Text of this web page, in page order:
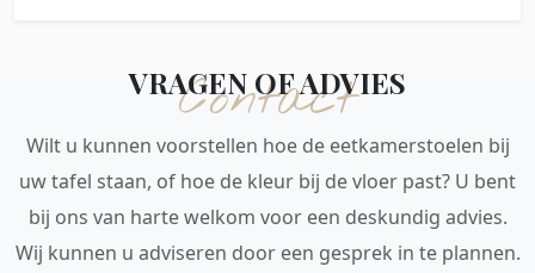
Contact
VRAGEN OF ADVIES
Wilt u kunnen voorstellen hoe de eetkamerstoelen bij
uw tafel staan, of hoe de kleur bij de vloer past? U bent
bij ons van harte welkom voor een deskundig advies.
Wij kunnen u adviseren door een gesprek in te plannen.